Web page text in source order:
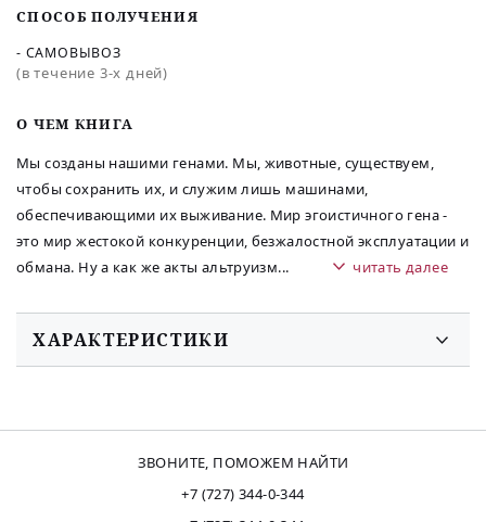
O ЧЕМ КНИГА
Мы созданы нашими генами. Мы, животные, существуем,
чтобы сохранить их, и служим лишь машинами,
обеспечивающими их выживание. Мир эгоистичного гена -
это мир жестокой конкуренции, безжалостной эксплуатации и
обмана. Ну а как же акты альтруизм... читать далее
СПОСОБ ПОЛУЧЕНИЯ
- САМОВЫВОЗ
(в течение 3-х дней)
ХАРАКТЕРИСТИКИ
ЗВОНИТЕ, ПОМОЖЕМ НАЙТИ
+7 (727) 344-0-344